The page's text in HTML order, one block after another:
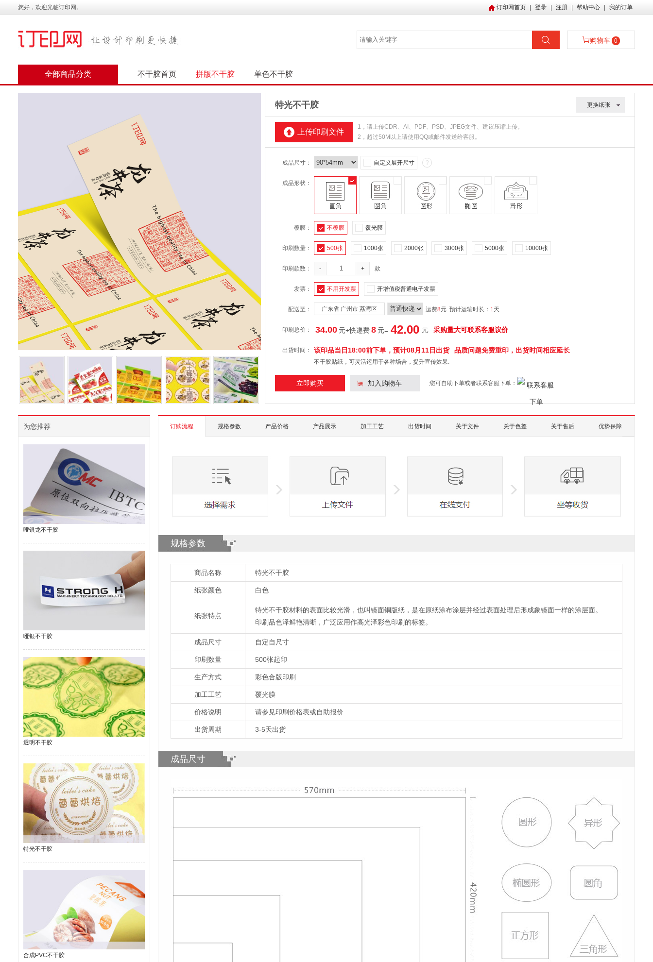
您好，欢迎光临订印网。 订印网首页 登录 注册 帮助中心 我的订单
购物车 0
全部商品分类 不干胶首页 拼版不干胶 单色不干胶
特光不干胶 更换纸张
上传印刷文件
1，请上传CDR、AI、PDF、PSD、JPEG文件、建议压缩上传。
2，超过50M以上请使用QQ或邮件发送给客服。
成品尺寸： 自定义展开尺寸 ?
成品形状：
覆膜： 不覆膜 覆光膜
印刷数量： 500张 1000张 2000张 3000张 5000张 10000张
印刷款数： - + 款
发票： 不用开发票 开增值税普通电子发票
配送至： 广东省 广州市 荔湾区 运费8元 预计运输时长： 1天
印刷总价： 34.00 元+快递费8 元= 42.00 元 采购量大可联系客服议价
出货时间： 该印品当日18:00前下单，预计08月11日 出货 品质问题免费重印，出货时间相应延长
不干胶贴纸，可灵活运用于各种场合，提升宣传效果.
立即购买 加入购物车 您可自助下单或者联系客服下单：
为您推荐
哑银龙不干胶
哑银不干胶
透明不干胶
特光不干胶
合成PVC不干胶
订购流程 规格参数 产品价格 产品展示 加工工艺 出货时间 关于文件 关于色差 关于售后 优势保障
规格参数
商品名称 特光不干胶
纸张颜色 白色
纸张特点
特光不干胶材料的表面比较光滑，也叫镜面铜版纸，是在原纸涂布涂层并经过表面处理后形成象镜面一样的涂层面。
印刷品色泽鲜艳清晰，广泛应用作高光泽彩色印刷的标签。
成品尺寸 自定自尺寸
印刷数量 500张起印
生产方式 彩色合版印刷
加工工艺 覆光膜
价格说明 请参见印刷价格表或自助报价
出货周期 3-5天出货
成品尺寸